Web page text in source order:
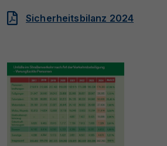
Sicherheitsbilanz 2024